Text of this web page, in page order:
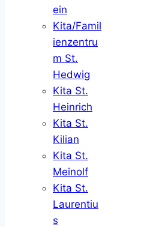
ein
Kita/Famil
ienzentru
m St.
Hedwig
Kita St.
Heinrich
Kita St.
Kilian
Kita St.
Meinolf
Kita St.
Laurentiu
s